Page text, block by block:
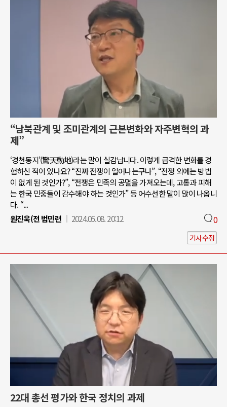
“남북관계 및 조미관계의 근본변화와 자주변혁의 과
제”
‘경천동지’(驚天動地)라는 말이 실감납니다. 이렇게 급격한 변화를 경
험하신 적이 있나요? “진짜 전쟁이 일어나는구나”, “전쟁 외에는 방법
이 없게 된 것인가?”, “전쟁은 민족의 공멸을 가져오는데, 고통과 피해
는 한국 민중들이 감수해야 하는 것인가” 등 어수선한 말이 많이 나옵니
다. “...
원진욱(전 범민련
2024.05.08. 20:12 0
기사수정
22대 총선 평가와 한국 정치의 과제